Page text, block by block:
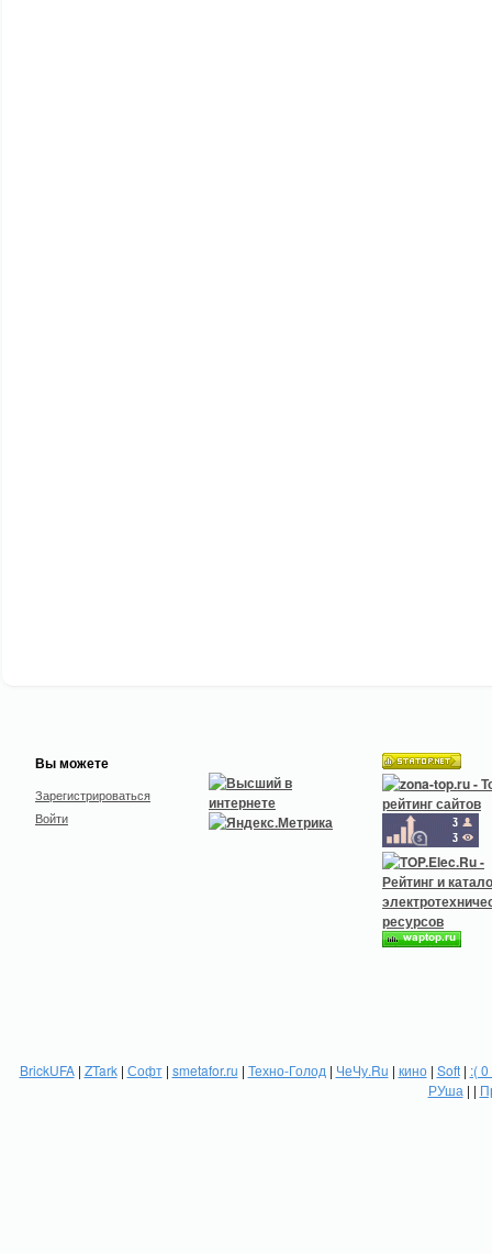
Вы можете
Зарегистрироваться
Войти
BrickUFA| ZTark| Софт| smetafor.ru | Техно-Голод | ЧеЧу.Ru | кино| Soft| :(
РУша | |